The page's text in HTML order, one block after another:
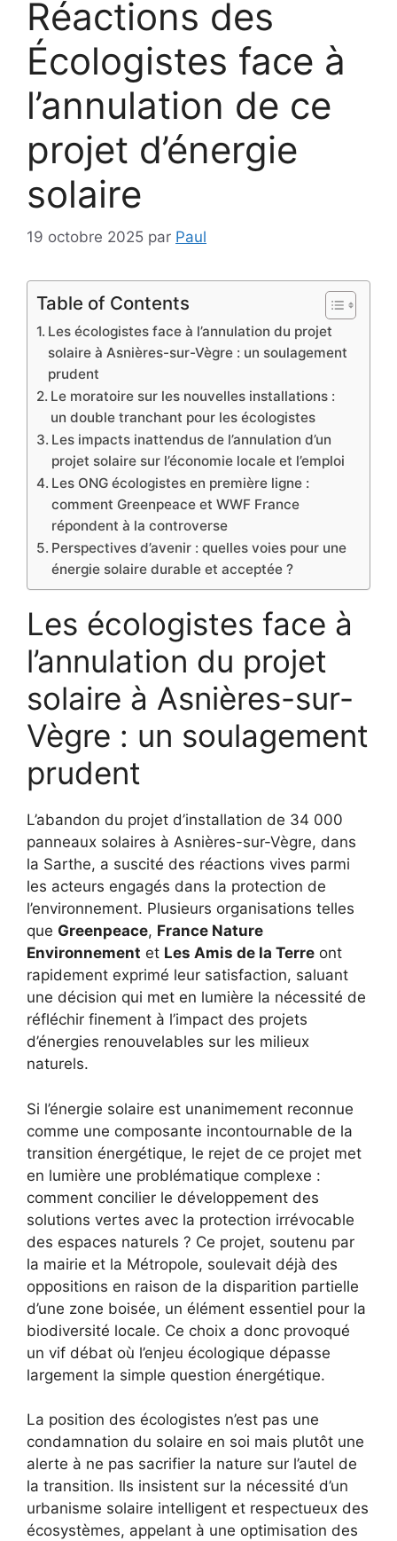
Réactions des
Écologistes face à
l’annulation de ce
projet d’énergie
solaire
19 octobre 2025 par Paul
Table of Contents
Les écologistes face à l’annulation du projet
solaire à Asnières-sur-Vègre : un soulagement
prudent
Le moratoire sur les nouvelles installations :
un double tranchant pour les écologistes
Les impacts inattendus de l’annulation d’un
projet solaire sur l’économie locale et l’emploi
Les ONG écologistes en première ligne :
comment Greenpeace et WWF France
répondent à la controverse
Perspectives d’avenir : quelles voies pour une
énergie solaire durable et acceptée ?
Les écologistes face à
l’annulation du projet
solaire à Asnières-sur-
Vègre : un soulagement
prudent
L’abandon du projet d’installation de 34 000
panneaux solaires à Asnières-sur-Vègre, dans
la Sarthe, a suscité des réactions vives parmi
les acteurs engagés dans la protection de
l’environnement. Plusieurs organisations telles
que Greenpeace, France Nature
Environnement et Les Amis de la Terre ont
rapidement exprimé leur satisfaction, saluant
une décision qui met en lumière la nécessité de
réfléchir finement à l’impact des projets
d’énergies renouvelables sur les milieux
naturels.
Si l’énergie solaire est unanimement reconnue
comme une composante incontournable de la
transition énergétique, le rejet de ce projet met
en lumière une problématique complexe :
comment concilier le développement des
solutions vertes avec la protection irrévocable
des espaces naturels ? Ce projet, soutenu par
la mairie et la Métropole, soulevait déjà des
oppositions en raison de la disparition partielle
d’une zone boisée, un élément essentiel pour la
biodiversité locale. Ce choix a donc provoqué
un vif débat où l’enjeu écologique dépasse
largement la simple question énergétique.
La position des écologistes n’est pas une
condamnation du solaire en soi mais plutôt une
alerte à ne pas sacrifier la nature sur l’autel de
la transition. Ils insistent sur la nécessité d’un
urbanisme solaire intelligent et respectueux des
écosystèmes, appelant à une optimisation des